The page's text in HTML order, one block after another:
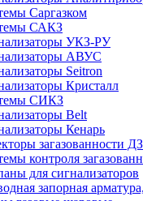
Саргазком
САКЗ
УКЗ-РУ
АВУС
Seitron
Кристалл
СИКЗ
Belt
Кенарь
загазованности
контроля
для сигнализаторов
запорная